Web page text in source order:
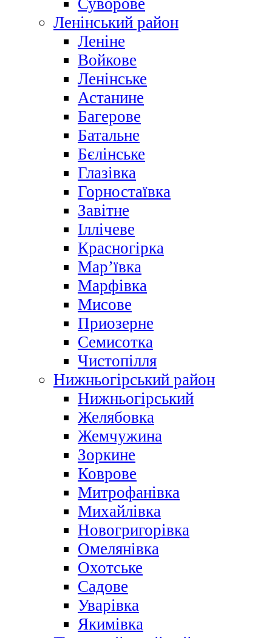
Суворове
Ленінський район
Леніне
Войкове
Ленінське
Астанине
Багерове
Батальне
Бєлінське
Глазівка
Горностаївка
Завітне
Іллічеве
Красногірка
Мар’ївка
Марфівка
Мисове
Приозерне
Семисотка
Чистопілля
Нижньогірський район
Нижньогірський
Желябовка
Жемчужина
Зоркине
Коврове
Митрофанівка
Михайлівка
Новогригорівка
Омелянівка
Охотське
Садове
Уварівка
Якимівка